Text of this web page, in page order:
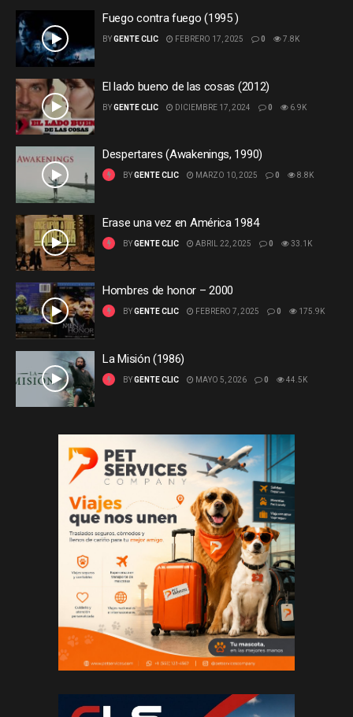
Fuego contra fuego (1995 )
BYGENTE CLIC FEBRERO 17, 2025 0 7.8K
El lado bueno de las cosas (2012)
BYGENTE CLIC DICIEMBRE 17, 2024 0 6.9K
Despertares (Awakenings, 1990)
BYGENTE CLIC MARZO 10, 2025 0 8.8K
Erase una vez en América 1984
BYGENTE CLIC ABRIL 22, 2025 0 33.1K
Hombres de honor – 2000
BYGENTE CLIC FEBRERO 7, 2025 0 175.9K
La Misión (1986)
BYGENTE CLIC MAYO 5, 2026 0 44.5K